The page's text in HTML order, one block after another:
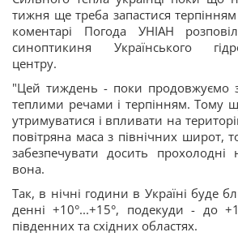
тижня ще треба запастися
коментарі Погода УНІАН
синоптикиня Українського
центру.
"Цей тиждень - поки продовжуємо
теплими речами і терпінням. Тому
утримуватися і впливати на
повітряна маса з північних широт,
забезпечувати досить прохолодні
вона.
Так, в нічні години в Україні буде
денні +10°...+15°, подекуди - до
південних та східних областях.